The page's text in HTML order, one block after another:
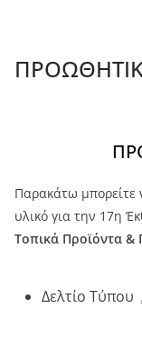
Παρακάτω μπορείτε
υλικό για την 17η
Τοπικά Προϊόντα &
Δελτίο Τύπου